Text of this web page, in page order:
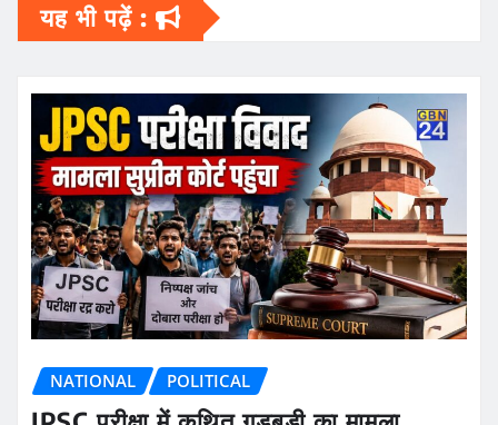
यह भी पढ़ें :
NATIONAL POLITICAL